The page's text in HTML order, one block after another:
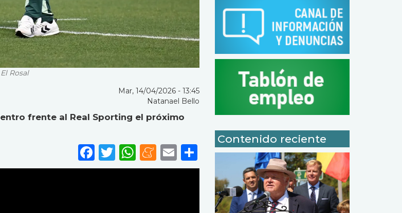
Rosal
Mar, 14/04/2026 - 13:45
Natanael Bello
frente al Real Sporting el próximo
Facebook
Twitter
WhatsApp
Meneame
Email
Share
Contenido reciente